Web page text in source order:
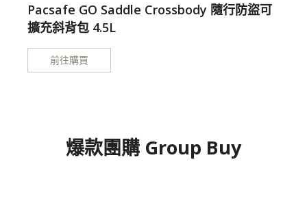
Pacsafe GO Saddle Crossbody 隨行防盜可
擴充斜背包 4.5L
前往購買
爆款團購 Group Buy